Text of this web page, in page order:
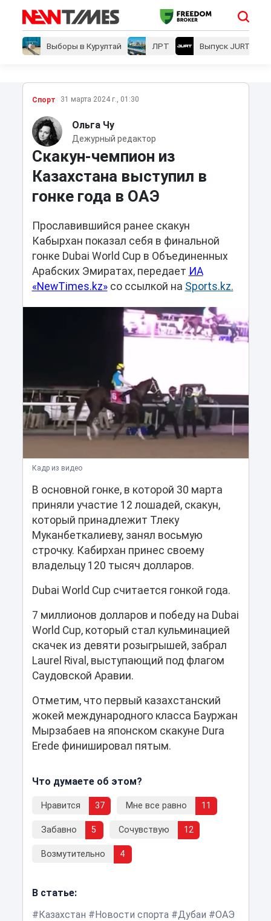
Выборы в Курултай ЛРТ Выпуск JURT
Спорт 31 марта 2024 г., 01:30
Ольга Чу
Дежурный редактор
Скакун-чемпион из
Казахстана выступил в
гонке года в ОАЭ
Прославившийся ранее скакун
Кабырхан показал себя в финальной
гонке Dubai World Cup в Объединенных
Арабских Эмиратах, передает ИА
«NewTimes.kz»со ссылкой на Sports.kz.
Кадр из видео
В основной гонке, в которой 30 марта
приняли участие 12 лошадей, скакун,
который принадлежит Тлеку
Муканбеткалиеву, занял восьмую
строчку. Кабирхан принес своему
владельцу 120 тысяч долларов.
Dubai World Cup считается гонкой года.
7 миллионов долларов и победу на Dubai
World Cup, который стал кульминацией
скачек из девяти розыгрышей, забрал
Laurel Rival, выступающий под флагом
Саудовской Аравии.
Отметим, что первый казахстанский
жокей международного класса Бауржан
Мырзабаев на японском скакуне Dura
Erede финишировал пятым.
Что думаете об этом?
Нравится 37 Мне все равно 11
Забавно 5 Сочувствую 12
Возмутительно 4
В статье:
Казахстан
Новости спорта Дубаи
ОАЭ